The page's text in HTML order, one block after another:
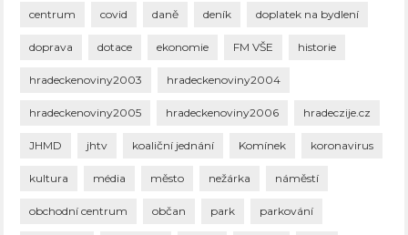
centrum covid daně deník doplatek na bydlení
doprava dotace ekonomie FM VŠE historie
hradeckenoviny2003 hradeckenoviny2004
hradeckenoviny2005 hradeckenoviny2006 hradeczije.cz
JHMD jhtv koaliční jednání Komínek koronavirus
kultura média město nežárka náměstí
obchodní centrum občan park parkování